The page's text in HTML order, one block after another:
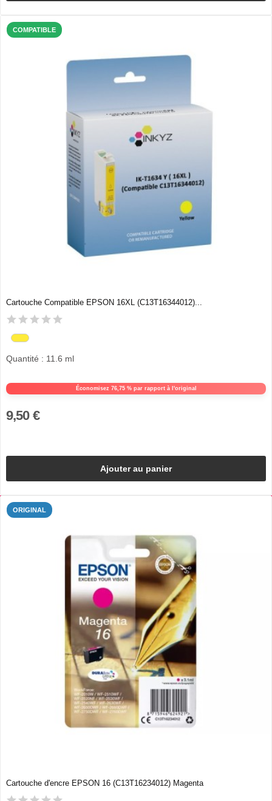
COMPATIBLE
Cartouche Compatible EPSON 16XL (C13T16344012)...
Économisez 76,75 % par rapport à l'original
Quantité : 11.6 ml
9,50 €
Ajouter au panier
ORIGINAL
Cartouche d'encre EPSON 16 (C13T16234012) Magenta